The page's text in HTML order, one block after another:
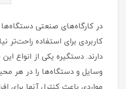
در کارگاه‌های صنعتی
کاربردی برای استفاده راحت‌تر
دارند. دستگیره یکی از انواع
وسایل و دستگاه‌ها را در هر